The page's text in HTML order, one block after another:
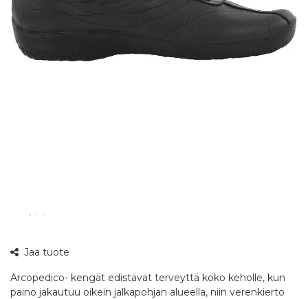
kuva
Jaa tuote
Arcopedico- kengät edistävät terveyttä koko keholle, kun
paino jakautuu oikein jalkapohjan alueella, niin verenkierto